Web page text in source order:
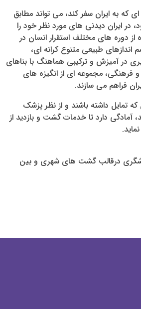
که به ایران سفر کند، می تواند مطابق
در ایران دیدنی های مورد نظر خود را
از دوره های مختلف استقرار انسان در
اندازهای طبیعی متنوع کرانه ای،
در آمیزش و ترکیبی هماهنگ با بناهای
فرهنگی، مجموعه ای از انگیزه های
فراهم می سازند.
تمایل داشته باشند و از نظر پزشک
آمادگی دارد تا خدمات گشت و بازدید از
درقالب گشت های شهری و بین